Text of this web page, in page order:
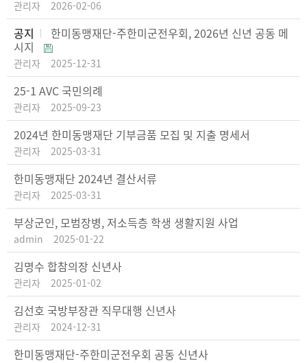
관리자 2026-02-06
한미동맹재단-주한미군전우회, 2026년 신년 공동 메
시지
관리자 2025-12-31
25-1 AVC 국민의례
관리자 2025-09-23
2024년 한미동맹재단 기부금품 모집 및 지출 명세서
관리자 2025-03-31
한미동맹재단 2024년 결산서류
관리자 2025-03-31
부상군인, 모범장병, 저소득층 학생 생활지원 사업
admin 2025-01-22
김명수 합참의장 신년사
관리자 2025-01-02
김선호 국방부장관 직무대행 신년사
관리자 2024-12-31
한미동맹재단-주한미군전우회 공동 신년사